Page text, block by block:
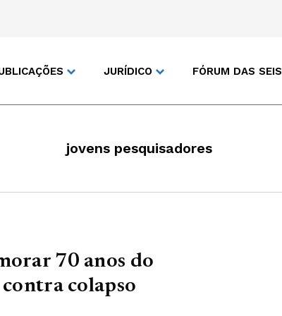
JURÍDICO FÓRUM DAS SEIS
jovens pesquisadores
70 anos do
colapso